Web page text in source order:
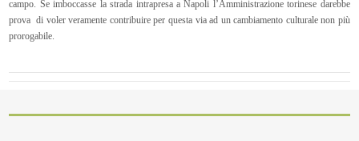
campo. Se imboccasse la strada intrapresa a Napoli l’Amministrazione torinese darebbe
prova di voler veramente contribuire per questa via ad un cambiamento culturale non più
prorogabile.